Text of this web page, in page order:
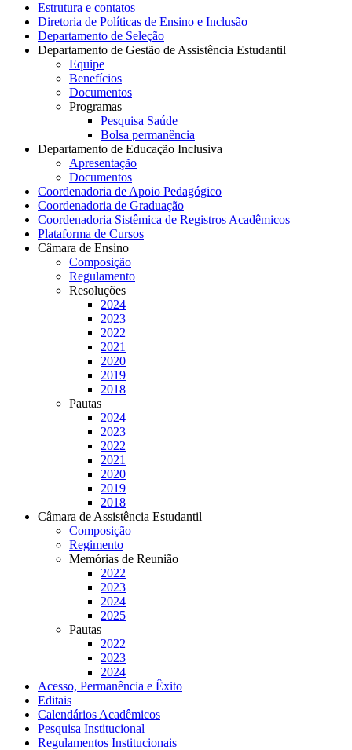
Estrutura e contatos
Diretoria de Políticas de Ensino e Inclusão
Departamento de Seleção
Departamento de Gestão de Assistência Estudantil
Equipe
Benefícios
Documentos
Programas
Pesquisa Saúde
Bolsa permanência
Departamento de Educação Inclusiva
Apresentação
Documentos
Coordenadoria de Apoio Pedagógico
Coordenadoria de Graduação
Coordenadoria Sistêmica de Registros Acadêmicos
Plataforma de Cursos
Câmara de Ensino
Composição
Regulamento
Resoluções
2024
2023
2022
2021
2020
2019
2018
Pautas
2024
2023
2022
2021
2020
2019
2018
Câmara de Assistência Estudantil
Composição
Regimento
Memórias de Reunião
2022
2023
2024
2025
Pautas
2022
2023
2024
Acesso, Permanência e Êxito
Editais
Calendários Acadêmicos
Pesquisa Institucional
Regulamentos Institucionais